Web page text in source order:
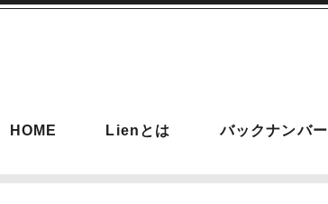
HOME Lienとは バックナンバー